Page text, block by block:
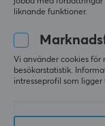
Sonoff
liknande funktioner.
Vi använder cookies
besökarstatistik.
intresseprofil som